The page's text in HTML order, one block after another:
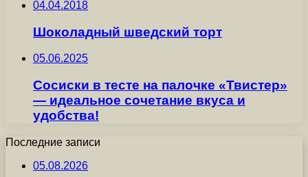
04.04.2018
Шоколадный шведский торт
05.06.2025
Сосиски в тесте на палочке «Твистер»
— идеальное сочетание вкуса и
удобства!
Последние записи
05.08.2026